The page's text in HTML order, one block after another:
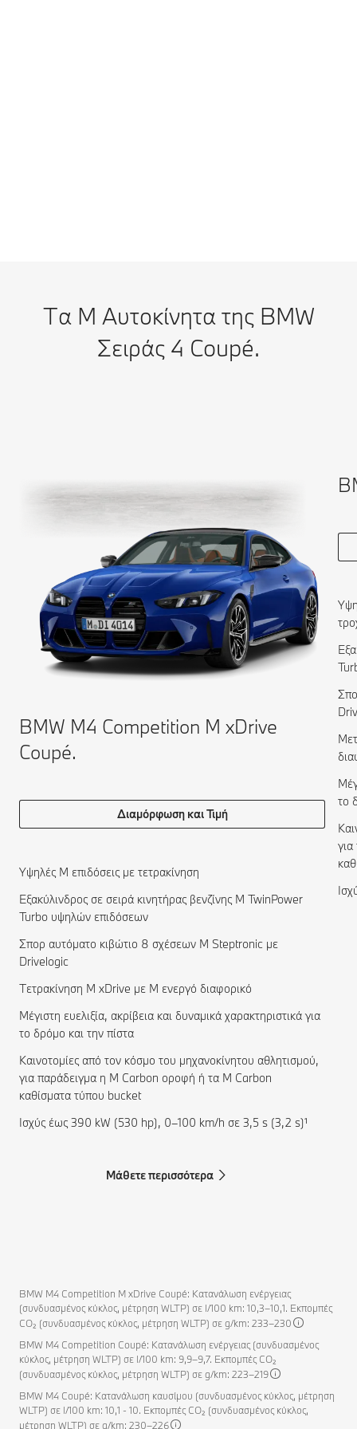
Τα Μ Αυτοκίνητα της BMW
Σειράς 4 Coupé.
BMW M4 Competition M xDrive
Coupé.
Διαμόρφωση και Τιμή
Υψηλές Μ επιδόσεις με τετρακίνηση
Εξακύλινδρος σε σειρά κινητήρας βενζίνης Μ TwinPower
Turbo υψηλών επιδόσεων
Σπορ αυτόματο κιβώτιο 8 σχέσεων Μ Steptronic με
Drivelogic
Τετρακίνηση M xDrive με Μ ενεργό διαφορικό
Μέγιστη ευελιξία, ακρίβεια και δυναμικά χαρακτηριστικά για
το δρόμο και την πίστα
Καινοτομίες από τον κόσμο του μηχανοκίνητου αθλητισμού,
για παράδειγμα η M Carbon οροφή ή τα M Carbon
καθίσματα τύπου bucket
Ισχύς έως 390 kW (530 hp), 0–100 km/h σε 3,5 s (3,2 s)¹
Μάθετε περισσότερα
το
BMW M4 Competition M xDrive Coupé: Κατανάλωση ενέργειας
(συνδυασμένος κύκλος, μέτρηση WLTP) σε l/100 km: 10,3–10,1. Εκπομπές
CO₂ (συνδυασμένος κύκλος, μέτρηση WLTP) σε g/km: 233–230
BMW M4 Competition Coupé: Κατανάλωση ενέργειας (συνδυασμένος
κύκλος, μέτρηση WLTP) σε l/100 km: 9,9–9,7. Εκπομπές CO₂
(συνδυασμένος κύκλος, μέτρηση WLTP) σε g/km: 223–219
BMW M4 Coupé: Κατανάλωση καυσίμου (συνδυασμένος κύκλος, μέτρηση
WLTP) σε l/100 km: 10,1 - 10. Εκπομπές CO₂ (συνδυασμένος κύκλος,
μέτρηση WLTP) σε g/km: 230–226